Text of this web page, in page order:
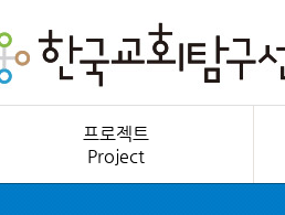
프로젝트
Project